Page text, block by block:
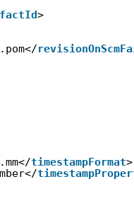
>
timestampFormat>